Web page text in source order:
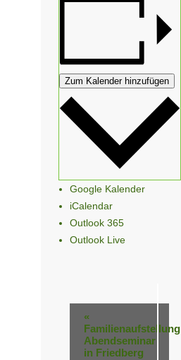
Zum Kalender hinzufügen
Google Kalender
iCalendar
Outlook 365
Outlook Live
Veranstaltung-
Navigation
«
Familienaufstellung
Abendseminar
in Friedberg